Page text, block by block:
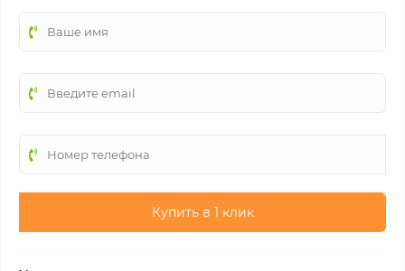
Купить в 1 клик